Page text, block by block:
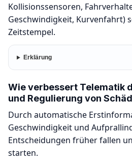
Kollisionssensoren,
Geschwindigkeit, Kurvenfahrt)
Zeitstempel.
Erklärung
Wie verbessert Telematik
und Regulierung von
Durch automatische
Geschwindigkeit und
Entscheidungen früher fallen
starten.